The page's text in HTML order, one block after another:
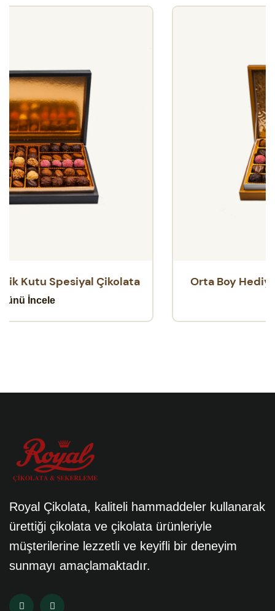
Orta Boy Hediyelik Kutu Spesiyal Çikolata
Royal Çikolata, kaliteli hammaddeler kullanarak
ürettiği çikolata ve çikolata ürünleriyle
müşterilerine lezzetli ve keyifli bir deneyim
sunmayı amaçlamaktadır.